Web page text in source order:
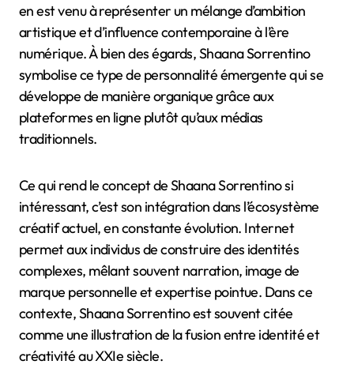
en est venu à représenter un mélange d’ambition
artistique et d’influence contemporaine à l’ère
numérique. À bien des égards, Shaana Sorrentino
symbolise ce type de personnalité émergente qui se
développe de manière organique grâce aux
plateformes en ligne plutôt qu’aux médias
traditionnels.
Ce qui rend le concept de Shaana Sorrentino si
intéressant, c’est son intégration dans l’écosystème
créatif actuel, en constante évolution. Internet
permet aux individus de construire des identités
complexes, mêlant souvent narration, image de
marque personnelle et expertise pointue. Dans ce
contexte, Shaana Sorrentino est souvent citée
comme une illustration de la fusion entre identité et
créativité au XXIe siècle.